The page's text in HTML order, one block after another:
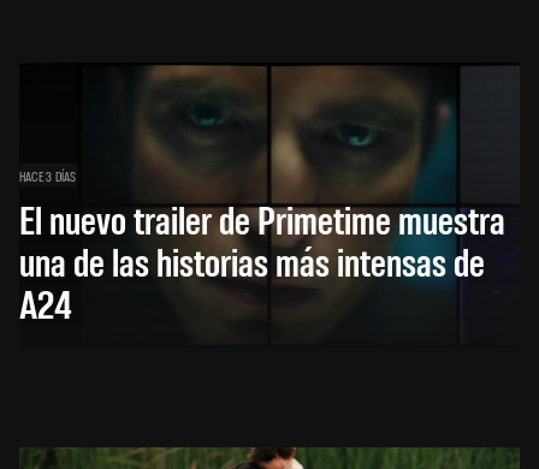
HACE 3 DÍAS
El nuevo trailer de Primetime muestra
una de las historias más intensas de
A24